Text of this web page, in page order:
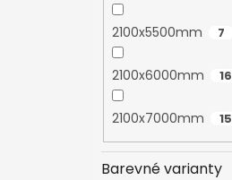
2100x5500mm 7
2100x6000mm 16
2100x7000mm 15
Barevné varianty